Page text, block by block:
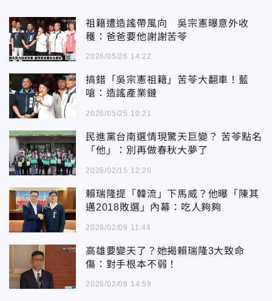
祖籍遭造謠帶風向 吳宗憲曝意外收
穫：爸爸要他謝謝苦苓
2026/05/26 14:22
搞錯「吳宗憲祖籍」苦苓大翻車！藍
嗆：造謠產業鏈
2026/05/25 10:21
民進黨台南選情現驚天巨變？ 苦苓點名
「他」：別再做春秋大夢了
2026/02/15 12:20
賴瑞隆提「韓流」下馬威？他曝「陳其
邁2018敗選」內幕：吃人夠夠
2026/02/09 11:44
高雄要變天了？她揭賴瑞隆3大致命
傷：對手根本不弱！
2026/02/08 14:59